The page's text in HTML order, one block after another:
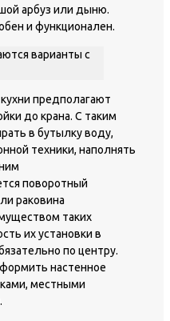
арбуз или дыню.
и функционален.
варианты с
предполагают
до крана. С таким
в бутылку воду,
техники, наполнять
поворотный
раковина
таких
их установки в
по центру.
настенное
местными